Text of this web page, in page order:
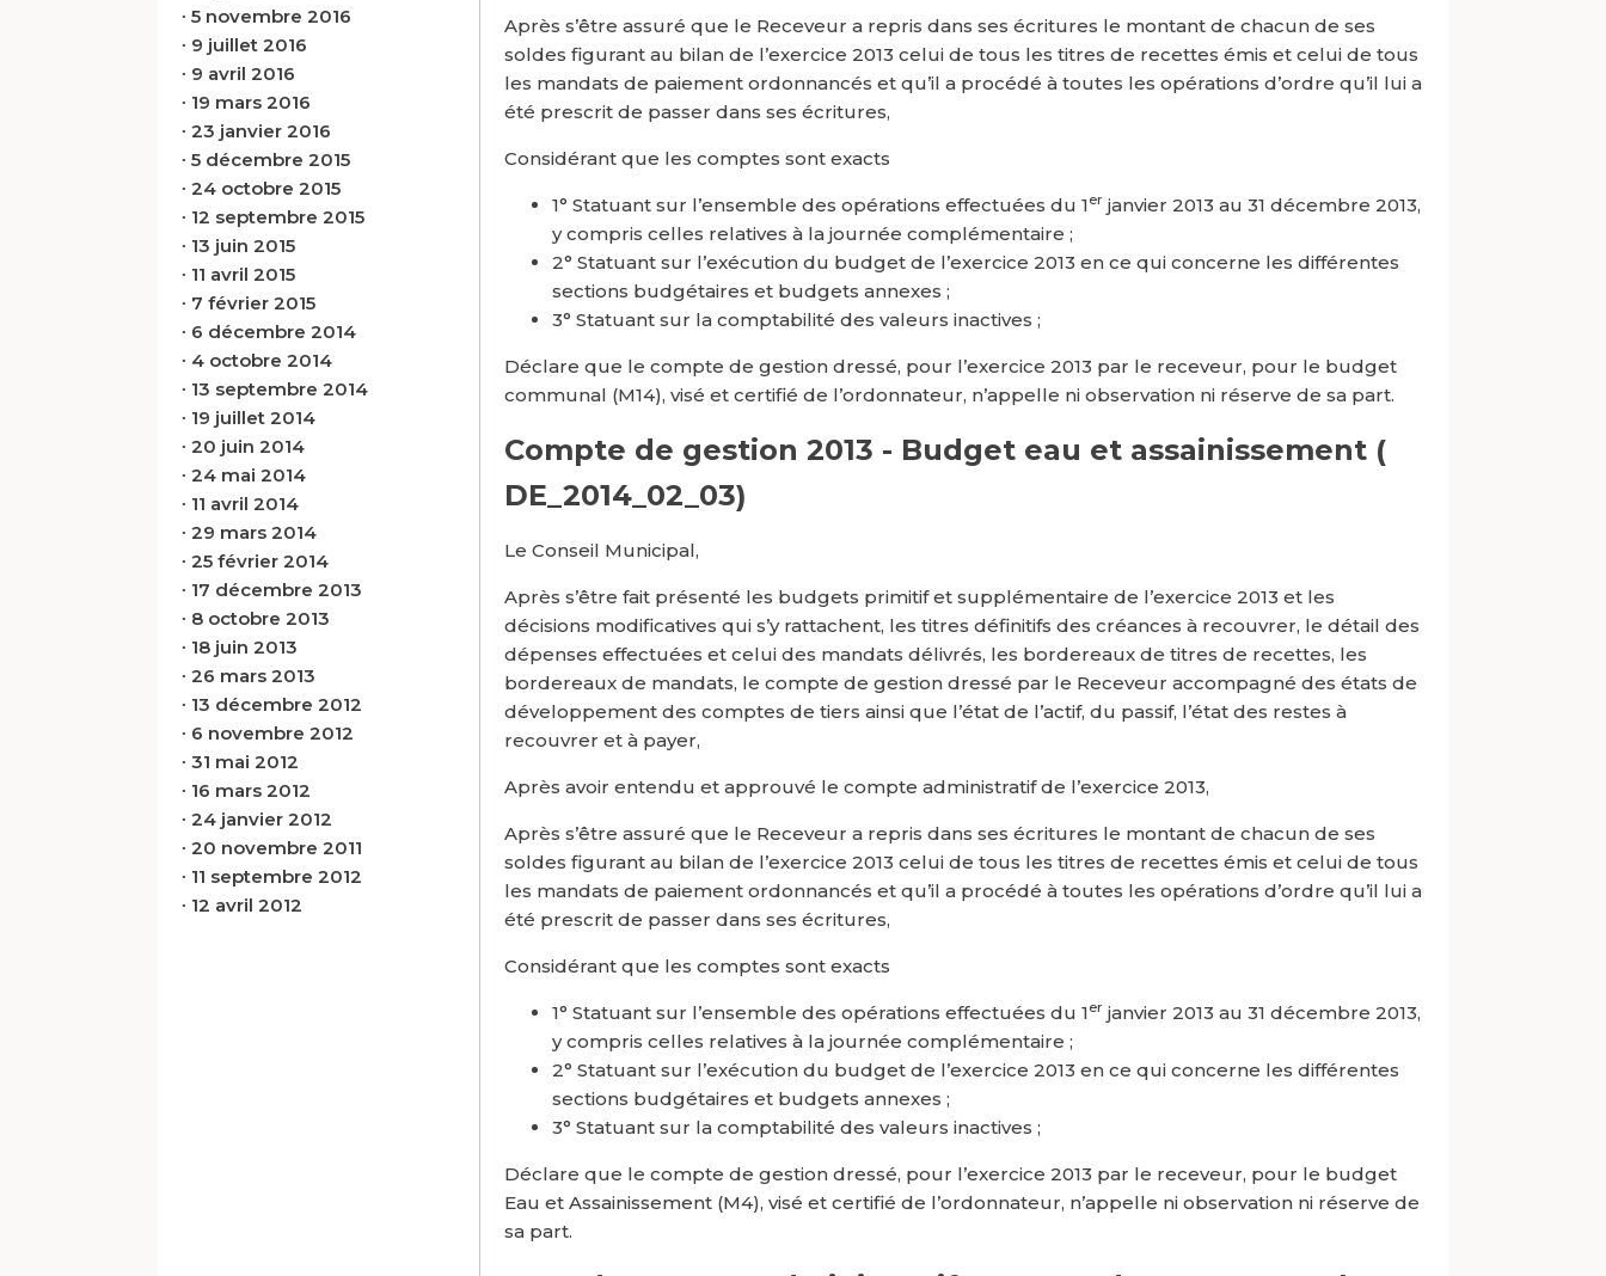
∙ 5 novembre 2016
∙ 9 juillet 2016
∙ 9 avril 2016
∙ 19 mars 2016
∙ 23 janvier 2016
∙ 5 décembre 2015
∙ 24 octobre 2015
∙ 12 septembre 2015
∙ 13 juin 2015
∙ 11 avril 2015
∙ 7 février 2015
∙ 6 décembre 2014
∙ 4 octobre 2014
∙ 13 septembre 2014
∙ 19 juillet 2014
∙ 20 juin 2014
∙ 24 mai 2014
∙ 11 avril 2014
∙ 29 mars 2014
∙ 25 février 2014
∙ 17 décembre 2013
∙ 8 octobre 2013
∙ 18 juin 2013
∙ 26 mars 2013
∙ 13 décembre 2012
∙ 6 novembre 2012
∙ 31 mai 2012
∙ 16 mars 2012
∙ 24 janvier 2012
∙ 20 novembre 2011
∙ 11 septembre 2012
∙ 12 avril 2012
Après s’être assuré que le Receveur a repris dans ses écritures le montant de chacun de ses
soldes figurant au bilan de l’exercice 2013 celui de tous les titres de recettes émis et celui de tous
les mandats de paiement ordonnancés et qu’il a procédé à toutes les opérations d’ordre qu’il lui a
été prescrit de passer dans ses écritures,
Considérant que les comptes sont exacts
1° Statuant sur l’ensemble des opérations effectuées du 1er janvier 2013 au 31 décembre 2013,
y compris celles relatives à la journée complémentaire ;
2° Statuant sur l’exécution du budget de l’exercice 2013 en ce qui concerne les différentes
sections budgétaires et budgets annexes ;
3° Statuant sur la comptabilité des valeurs inactives ;
Déclare que le compte de gestion dressé, pour l’exercice 2013 par le receveur, pour le budget
communal (M14), visé et certifié de l’ordonnateur, n’appelle ni observation ni réserve de sa part.
Compte de gestion 2013 - Budget eau et assainissement (
DE_2014_02_03)
Le Conseil Municipal,
Après s’être fait présenté les budgets primitif et supplémentaire de l’exercice 2013 et les
décisions modificatives qui s’y rattachent, les titres définitifs des créances à recouvrer, le détail des
dépenses effectuées et celui des mandats délivrés, les bordereaux de titres de recettes, les
bordereaux de mandats, le compte de gestion dressé par le Receveur accompagné des états de
développement des comptes de tiers ainsi que l’état de l’actif, du passif, l’état des restes à
recouvrer et à payer,
Après avoir entendu et approuvé le compte administratif de l’exercice 2013,
Après s’être assuré que le Receveur a repris dans ses écritures le montant de chacun de ses
soldes figurant au bilan de l’exercice 2013 celui de tous les titres de recettes émis et celui de tous
les mandats de paiement ordonnancés et qu’il a procédé à toutes les opérations d’ordre qu’il lui a
été prescrit de passer dans ses écritures,
Considérant que les comptes sont exacts
1° Statuant sur l’ensemble des opérations effectuées du 1er janvier 2013 au 31 décembre 2013,
y compris celles relatives à la journée complémentaire ;
2° Statuant sur l’exécution du budget de l’exercice 2013 en ce qui concerne les différentes
sections budgétaires et budgets annexes ;
3° Statuant sur la comptabilité des valeurs inactives ;
Déclare que le compte de gestion dressé, pour l’exercice 2013 par le receveur, pour le budget
Eau et Assainissement (M4), visé et certifié de l’ordonnateur, n’appelle ni observation ni réserve de
sa part.